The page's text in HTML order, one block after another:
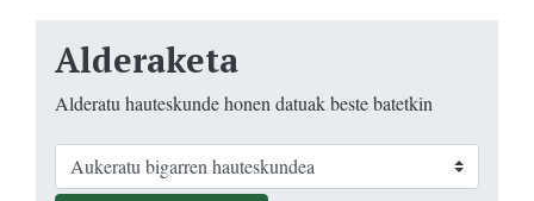
Alderaketa
Alderatu hauteskunde honen datuak beste batetkin